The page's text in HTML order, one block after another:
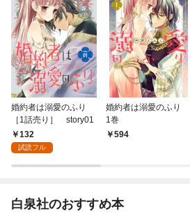
婚約者は溺愛のふり
［1話売り］ story01
132
試読フル
婚約者は溺愛のふり
1巻
594
白泉社のおすすめ本